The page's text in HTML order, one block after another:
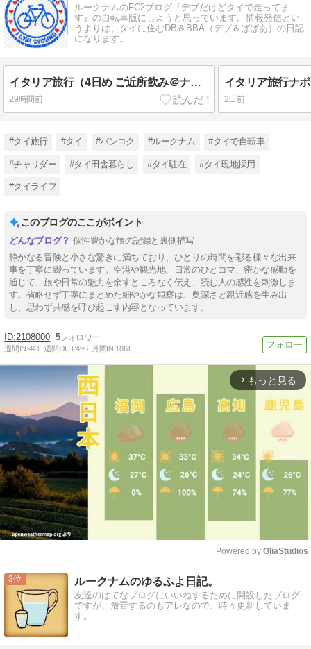
ルークナムのFC2ブログ『デブだけどタイで走ってま
す』の自転車版にしようと思っています。情報発信とい
うよりは、タイに住むDB＆BBA（デブ＆ばばあ）の日記
になります。
イタリア旅行（4日め ご近所飲み＠ナポリ2026年7月29日）
29時間前 2日前
#タイ旅行 #タイ #バンコク #ルークナム #タイで自転車
#チャリダー #タイ田舎暮らし #タイ駐在 #タイ現地採用
#タイライフ
このブログのここがポイント
個性豊かな旅の記録と裏側描写
静かなる冒険と小さな驚きに満ちており、ひとりの時間を彩る様々な出来
事を丁寧に綴っています。空港や観光地、日常のひとコマ、密かな感動を
通じて、旅や日常の魅力を余すところなく伝え、読む人の感性を刺激しま
す。省略せず丁寧にまとめた細やかな観察は、奥深さと親近感を生み出
し、思わず共感を呼び起こす内容となっています。
2108000 5
週間IN:441 週間OUT:496 月間IN:1861
arrow_forward_ios もっと見る
Powered by GliaStudios
3 ルークナムのゆるふよ日記。
友達のはてなブログにいいねするために開設したブログ
ですが、放置するのもアレなので、時々更新していま
す。